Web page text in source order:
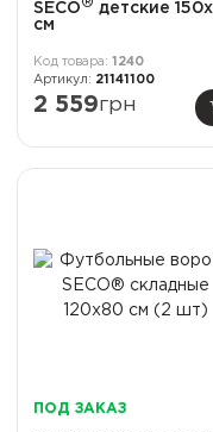
SECO
детские
см
1240
21141100
2 559грн
ПОД ЗАКАЗ